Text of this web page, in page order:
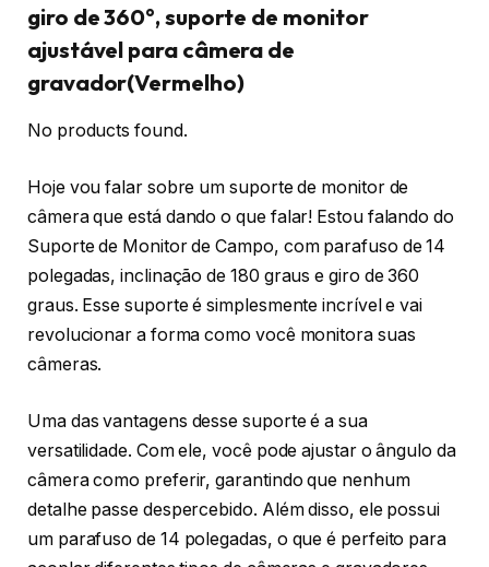
giro de 360°, suporte de monitor
ajustável para câmera de
gravador(Vermelho)
No products found.
Hoje vou falar sobre um suporte de monitor de
câmera que está dando o que falar! Estou falando do
Suporte de Monitor de Campo, com parafuso de 14
polegadas, inclinação de 180 graus e giro de 360
graus. Esse suporte é simplesmente incrível e vai
revolucionar a forma como você monitora suas
câmeras.
Uma das vantagens desse suporte é a sua
versatilidade. Com ele, você pode ajustar o ângulo da
câmera como preferir, garantindo que nenhum
detalhe passe despercebido. Além disso, ele possui
um parafuso de 14 polegadas, o que é perfeito para